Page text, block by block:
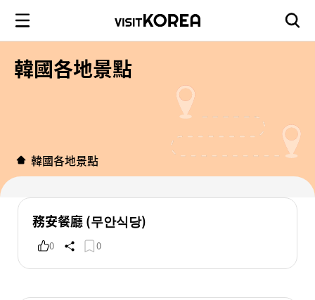
韓國各地景點
韓國各地景點
務安餐廳 (무안식당)
0 0